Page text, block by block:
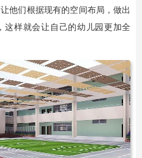
他们根据现有的空间布局，做出
这样就会让自己的幼儿园更加全